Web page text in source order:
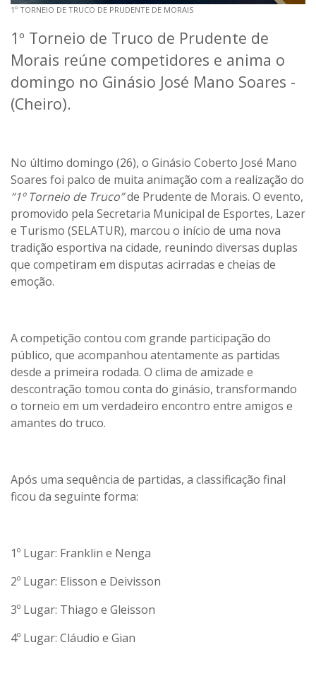
1º TORNEIO DE TRUCO DE PRUDENTE DE MORAIS
1º Torneio de Truco de Prudente de
Morais reúne competidores e anima o
domingo no Ginásio José Mano Soares -
(Cheiro).
No último domingo (26), o Ginásio Coberto José Mano
Soares foi palco de muita animação com a realização do
“1º Torneio de Truco”de Prudente de Morais. O evento,
promovido pela Secretaria Municipal de Esportes, Lazer
e Turismo (SELATUR), marcou o início de uma nova
tradição esportiva na cidade, reunindo diversas duplas
que competiram em disputas acirradas e cheias de
emoção.
A competição contou com grande participação do
público, que acompanhou atentamente as partidas
desde a primeira rodada. O clima de amizade e
descontração tomou conta do ginásio, transformando
o torneio em um verdadeiro encontro entre amigos e
amantes do truco.
Após uma sequência de partidas, a classificação final
ficou da seguinte forma:
1º Lugar: Franklin e Nenga
2º Lugar: Elisson e Deivisson
3º Lugar: Thiago e Gleisson
4º Lugar: Cláudio e Gian